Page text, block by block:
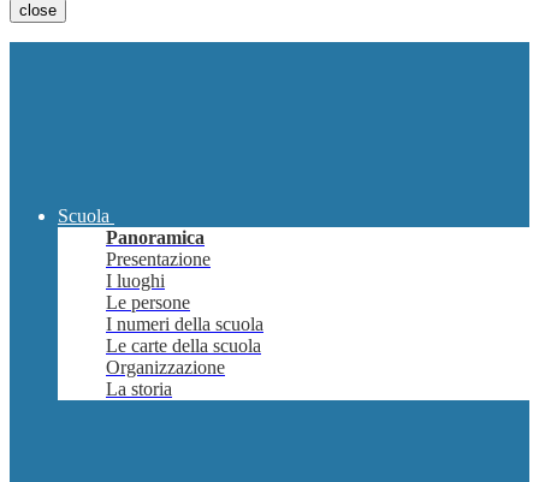
close
Scuola
Panoramica
Presentazione
I luoghi
Le persone
I numeri della scuola
Le carte della scuola
Organizzazione
La storia